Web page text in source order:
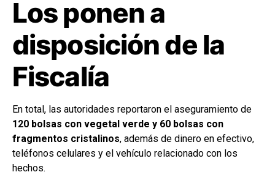
Los ponen a
disposición de la
Fiscalía
En total, las autoridades reportaron el aseguramiento de
120 bolsas con vegetal verde y 60 bolsas con
fragmentos cristalinos, además de dinero en efectivo,
teléfonos celulares y el vehículo relacionado con los
hechos.